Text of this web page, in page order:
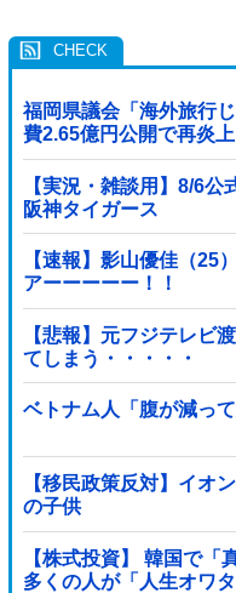
福岡県議会「海外旅行
費2.65億円公開で再炎
【実況・雑談用】8/6
阪神タイガース
【速報】影山優佳（25
アーーーーー！！
【悲報】元フジテレビ
てしまう・・・・・
ベトナム人「腹が減っ
【移民政策反対】イオ
の子供
【株式投資】 韓国で「
多くの人が「人生オワ